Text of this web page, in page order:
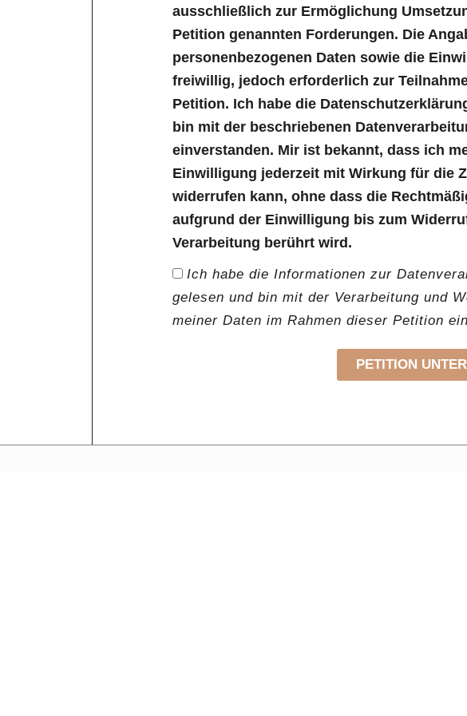
ausschließlich zur Ermöglichung
Petition genannten Forderungen. Die
personenbezogenen Daten sowie die
freiwillig, jedoch erforderlich zur
Petition. Ich habe die
bin mit der beschriebenen
einverstanden. Mir ist bekannt, dass ich
Einwilligung jederzeit mit Wirkung für die
widerrufen kann, ohne dass die
aufgrund der Einwilligung bis zum
Verarbeitung berührt wird.
Ich habe die Informationen zur
gelesen und bin mit der Verarbeitung und
meiner Daten im Rahmen dieser Petition
PETITION